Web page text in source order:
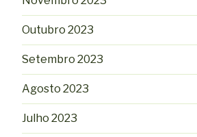
Outubro 2023
Setembro 2023
Agosto 2023
Julho 2023